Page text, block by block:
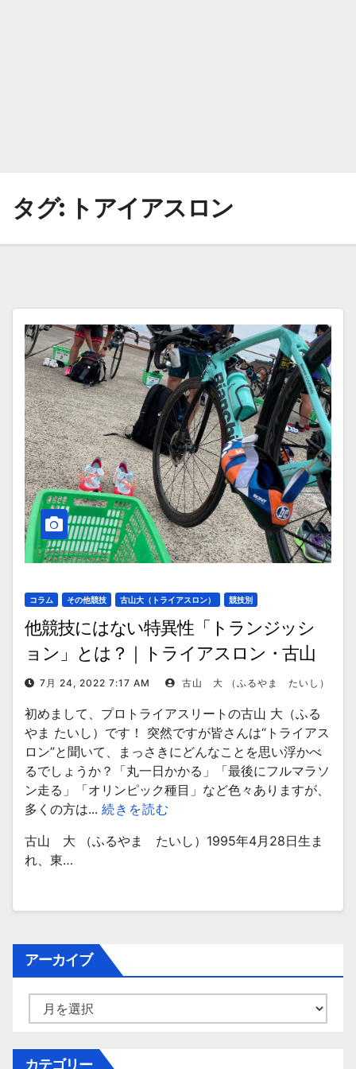
タグ: トアイアスロン
コラム その他競技 古山大（トライアスロン） 競技別
他競技にはない特異性「トランジッシ
ョン」とは？｜トライアスロン・古山
大選手コラム
7月 24, 2022 7:17 AM 古山 大 （ふるやま たいし）
初めまして、プロトライアスリートの古山 大（ふる
やま たいし）です！ 突然ですが皆さんは“トライアス
ロン”と聞いて、まっさきにどんなことを思い浮かべ
るでしょうか？「丸一日かかる」「最後にフルマラソ
ン走る」「オリンピック種目」など色々ありますが、
多くの方は... 続きを読む
古山 大 （ふるやま たいし）1995年4月28日生ま
れ、東…
アーカイブ
ー
イ
カテゴリー